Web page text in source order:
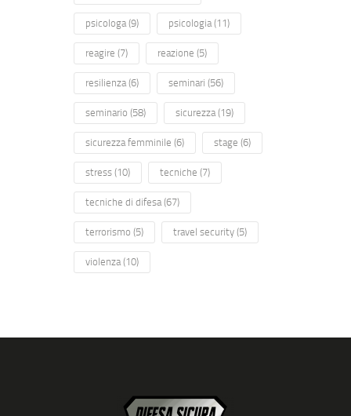
psicologa(9) psicologia(11)
reagire (7) reazione (5)
resilienza(6) seminari (56)
seminario (58) sicurezza(19)
sicurezza femminile (6) stage (6)
stress(10) tecniche (7)
tecniche di difesa(67)
terrorismo (5) travel security(5)
violenza(10)